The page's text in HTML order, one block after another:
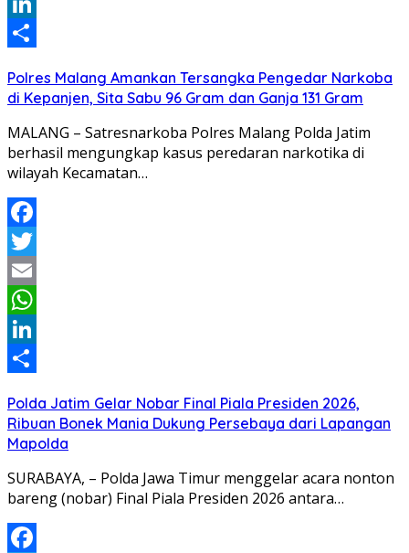
LinkedIn
Polres Malang Amankan Tersangka Pengedar Narkoba
di Kepanjen, Sita Sabu 96 Gram dan Ganja 131 Gram
MALANG – Satresnarkoba Polres Malang Polda Jatim
berhasil mengungkap kasus peredaran narkotika di
wilayah Kecamatan…
Facebook
Twitter
Email
WhatsApp
LinkedIn
Polda Jatim Gelar Nobar Final Piala Presiden 2026,
Ribuan Bonek Mania Dukung Persebaya dari Lapangan
Mapolda
SURABAYA, – Polda Jawa Timur menggelar acara nonton
bareng (nobar) Final Piala Presiden 2026 antara…